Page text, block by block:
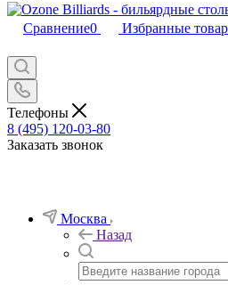
Сравнение0 Избранные
Телефоны
8 (495) 120-03-80
Заказать звонок
Москва
Назад